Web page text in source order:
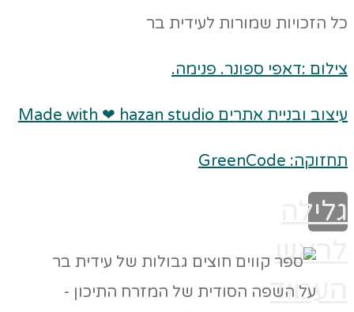
כל הזכויות שמורות לעידית בר
צילום :דאפי ספונר. פנימה.
עיצוב ובניית אתרים Made with ❤ hazan studio
תחזוקה: GreenCode
גלילה
לראש
העמוד